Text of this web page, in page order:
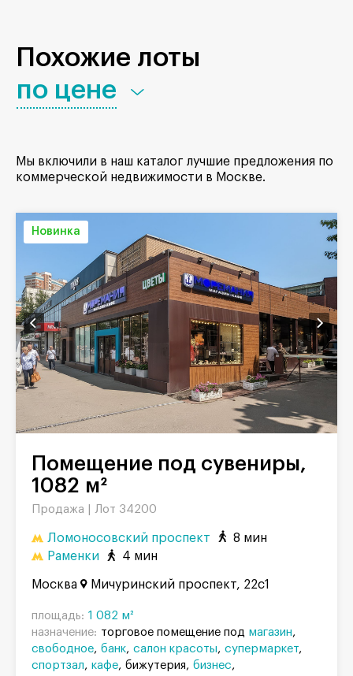
Похожие лоты
по цене
Мы включили в наш каталог лучшие предложения по
коммерческой недвижимости в Москве.
Новинка
Помещение под сувениры,
1082 м²
Продажа | Лот 34200
Ломоносовский проспект
8 мин
Раменки
4 мин
Москва Мичуринский проспект, 22с1
площадь: 1 082 м²
назначение: торговое помещение под магазин
свободное банк салон красоты
супермаркет
спортзал
кафе бижутерия
бизнес